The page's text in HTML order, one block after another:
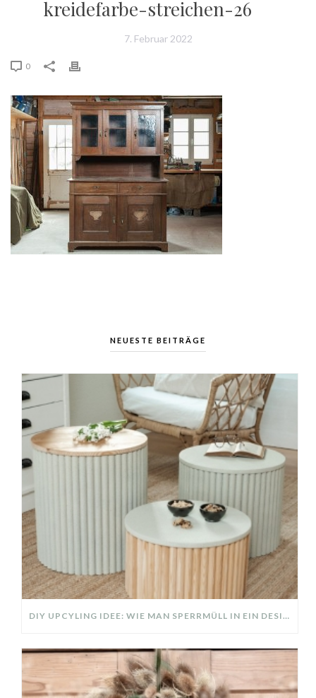
kreidefarbe-streichen-26
7. Februar 2022
0
NEUESTE BEITRÄGE
DIY UPCYLING IDEE: WIE MAN SPERRMÜLL IN EIN DESIGNER TEIL VERWANDELT